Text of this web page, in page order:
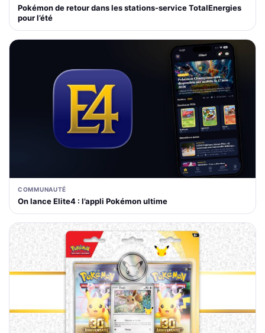
Pokémon de retour dans les stations-service TotalEnergies
pour l’été
COMMUNAUTÉ
On lance Elite4 : l’appli Pokémon ultime